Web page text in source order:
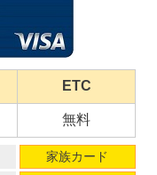
ETC
無料
家族カード